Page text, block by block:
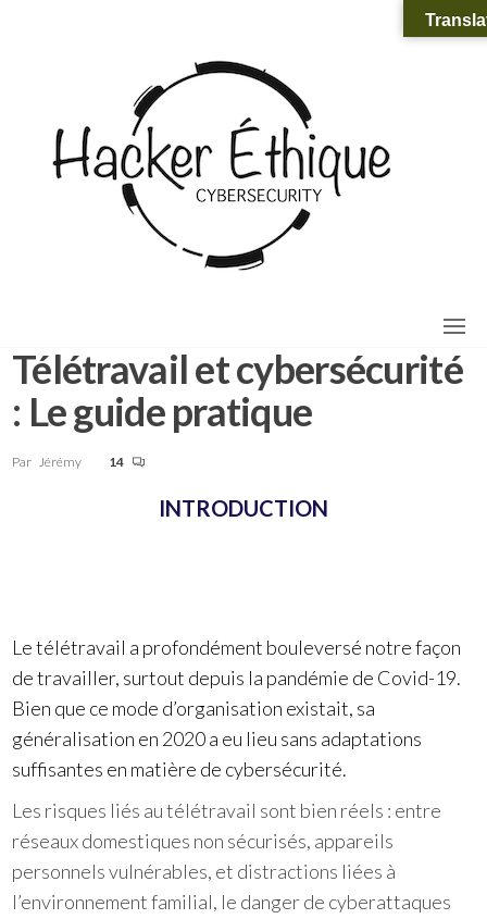
:
Télétravail et cybersécurité
: Le guide pratique
Par Jérémy 14
INTRODUCTION
Le télétravail a profondément bouleversé notre façon
de travailler, surtout depuis la pandémie de Covid-19.
Bien que ce mode d’organisation existait, sa
généralisation en 2020 a eu lieu sans adaptations
suffisantes en matière de cybersécurité.
Les risques liés au télétravail sont bien réels : entre
réseaux domestiques non sécurisés, appareils
personnels vulnérables, et distractions liées à
l’environnement familial, le danger de cyberattaques